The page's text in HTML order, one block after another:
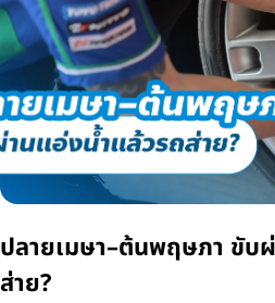
ปลายเมษา–ต้นพฤษภา ขับ
ส่าย?